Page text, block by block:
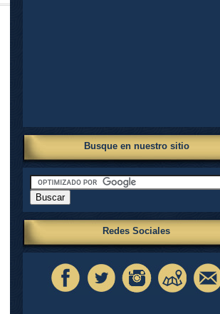
Busque en nuestro sitio
Redes Sociales